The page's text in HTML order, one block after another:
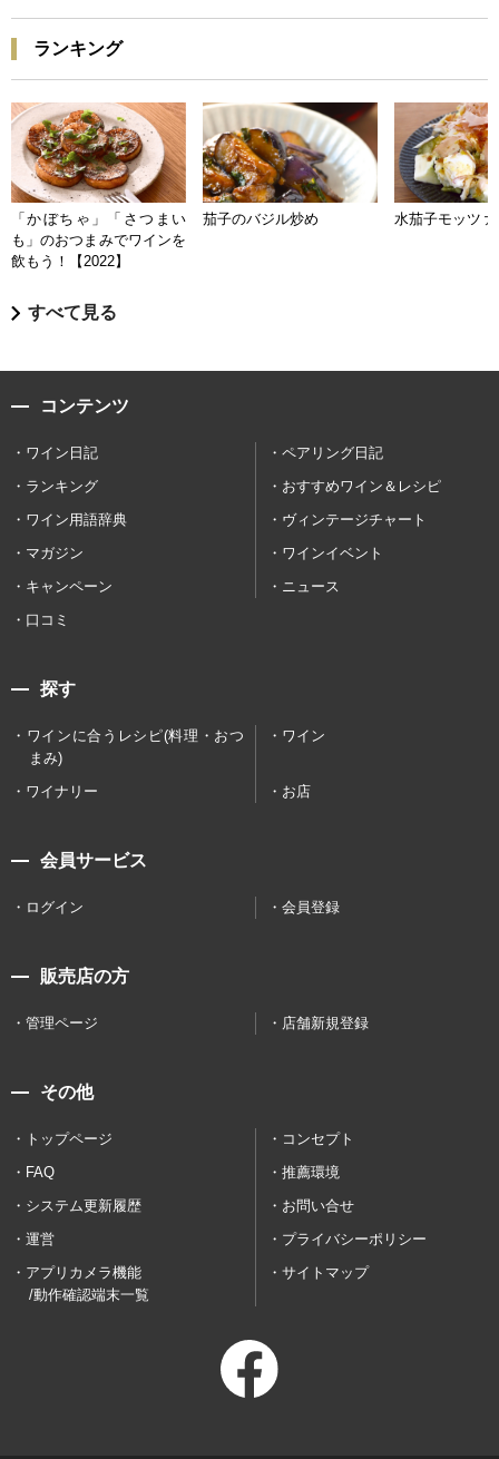
ランキング
「かぼちゃ」「さつまい
も」のおつまみでワインを
飲もう！【2022】
茄子のバジル炒め 水茄子モッツァ
すべて見る
コンテンツ
ワイン日記
ペアリング日記
ランキング
おすすめワイン＆レシピ
ワイン用語辞典
ヴィンテージチャート
マガジン
ワインイベント
キャンペーン
ニュース
口コミ
探す
ワインに合うレシピ(料理・おつ
まみ)
ワイン
ワイナリー お店
会員サービス
ログイン 会員登録
販売店の方
管理ページ 店舗新規登録
その他
トップページ
コンセプト
FAQ
推薦環境
システム更新履歴
お問い合せ
運営
プライバシーポリシー
アプリカメラ機能
/動作確認端末一覧
サイトマップ